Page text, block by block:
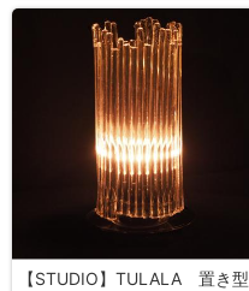
【STUDIO】TULALA 置き型